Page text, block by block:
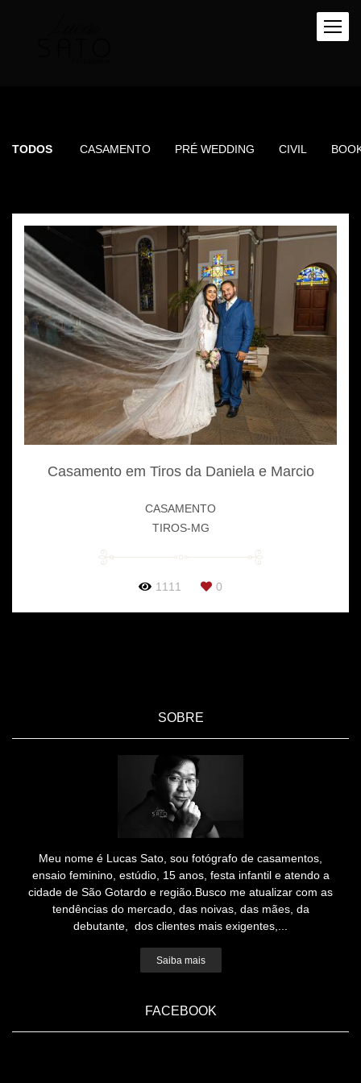
TODOS CASAMENTO PRÉ WEDDING CIVIL
Casamento em Tiros da Daniela e Marcio
CASAMENTO
TIROS-MG
1111 0
SOBRE
Meu nome é Lucas Sato, sou fotógrafo de casamentos,
ensaio feminino, estúdio, 15 anos, festa infantil e atendo a
cidade de São Gotardo e região.Busco me atualizar com as
tendências do mercado, das noivas, das mães, da
debutante, dos clientes mais exigentes,...
Saiba mais
FACEBOOK